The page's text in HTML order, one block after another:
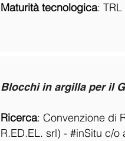
Maturità tecnologica: TRL
Blocchi in argilla per il
Ricerca: Convenzione di
R.ED.EL. srl) - #inSitu c/